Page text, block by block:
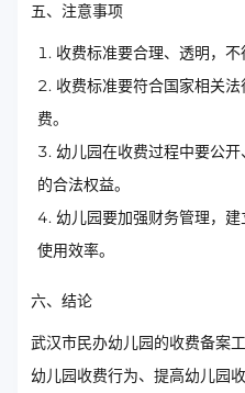
五、注意事项
收费标准要合理、透明，不
收费标准要符合国家相关
费。
幼儿园在收费过程中要公
的合法权益。
幼儿园要加强财务管理，
使用效率。
六、结论
武汉市民办幼儿园的收费备案
幼儿园收费行为、提高幼儿园